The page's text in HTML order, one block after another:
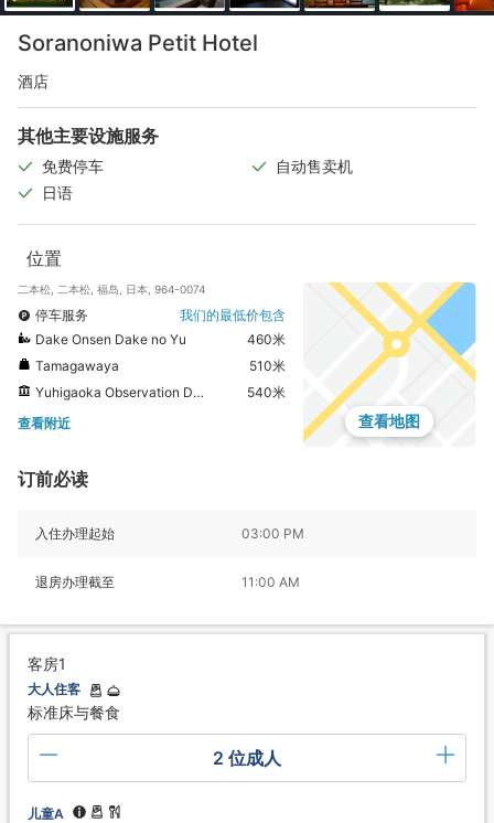
Soranoniwa Petit Hotel
酒店
其他主要设施服务
免费停车
自动售卖机
日语
位置
二本松, 二本松, 福岛, 日本, 964-0074
停车服务
我们的最低价包含
Dake Onsen Dake no Yu
460米
Tamagawaya
510米
Yuhigaoka Observation Deck
540米
查看附近
查看地图
订前必读
入住办理起始 03:00 PM
退房办理截至 11:00 AM
客房1
大人住客
标准床与餐食
2 位成人
儿童A